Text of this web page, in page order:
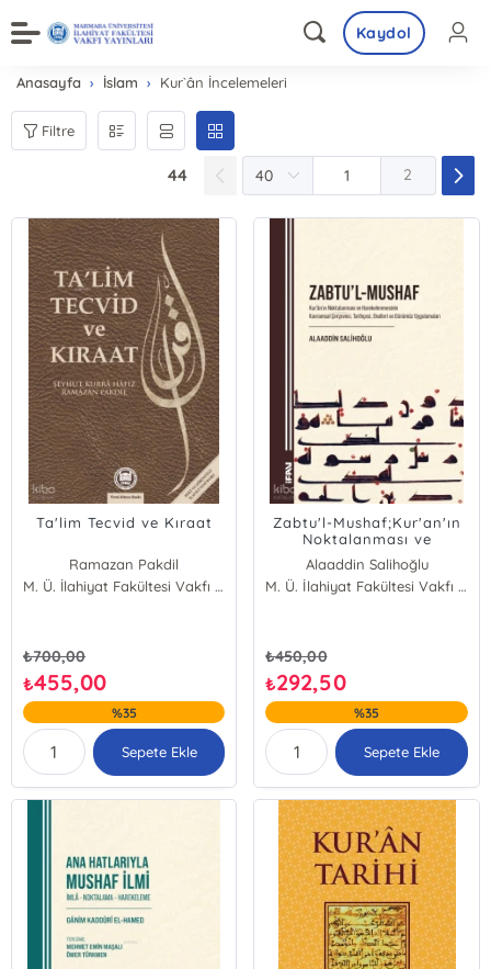
Kaydol
Anasayfa İslam Kur`ân İncelemeleri
Filtre
44 2
Ta'lim Tecvid ve Kıraat
Ramazan Pakdil
M. Ü. İlahiyat Fakültesi Vakfı Yayınları
₺700,00
₺455,00
%35
Sepete Ekle
Zabtu'l-Mushaf;Kur'an'ın
Noktalanması ve
Harekelenmesinin
Kavramsal Çerçevesi,
Tarihçesi, Ekolleri ve
Alaaddin Salihoğlu
M. Ü. İlahiyat Fakültesi Vakfı Yayınları
₺450,00
₺292,50
%35
Sepete Ekle